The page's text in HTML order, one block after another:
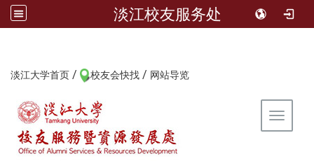
淡江校友服务处
淡江大学首页 / 校友会快找 / 网站导览
Toggle